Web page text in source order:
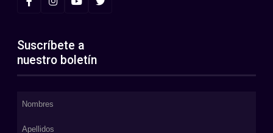
Suscríbete a
nuestro boletín